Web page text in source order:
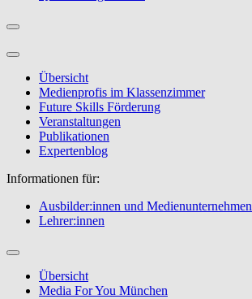
Übersicht
Medienprofis im Klassenzimmer
Future Skills Förderung
Veranstaltungen
Publikationen
Expertenblog
Informationen für:
Ausbilder:innen und Medienunternehmen
Lehrer:innen
Übersicht
Media For You München